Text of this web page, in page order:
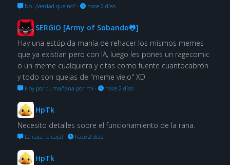
No. ¿Verdad que no?· hace 2 días
SERGIO [Army of Sobando🐸]
Hay una estúpida manía de rehacer los mismos memes
que ya existian pero con IA, luego les pones un ragecomic
o un meme cualquiera y citas como fuente cuantocabrón
y todo son quejas de "meme viejo" XD
Hoy por ti, mañana por mí· hace 2 días
HpTk
Necesito detalles sobre el funcionamiento de la rana.
La caja, la caja! · hace 2 días
HpTk